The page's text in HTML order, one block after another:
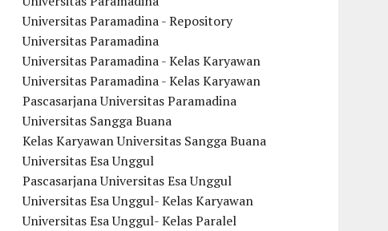
Universitas Paramadina - Repository
Universitas Paramadina
Universitas Paramadina - Kelas Karyawan
Universitas Paramadina - Kelas Karyawan
Pascasarjana Universitas Paramadina
Universitas Sangga Buana
Kelas Karyawan Universitas Sangga Buana
Universitas Esa Unggul
Pascasarjana Universitas Esa Unggul
Universitas Esa Unggul- Kelas Karyawan
Universitas Esa Unggul- Kelas Paralel